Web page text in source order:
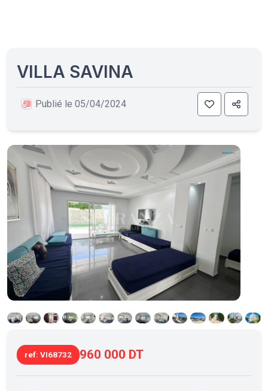
VILLA SAVINA
Publié le 05/04/2024
ref: VI68732 960 000 DT